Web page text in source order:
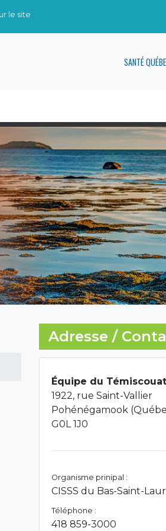
le site
SANTÉ
Adresse /
Équipe du
1922, rue Saint-Vallier
Pohénégamook
G0L 1J0
Organisme prinipal :
CISSS du Bas-Saint-
Téléphone :
418 859-3000